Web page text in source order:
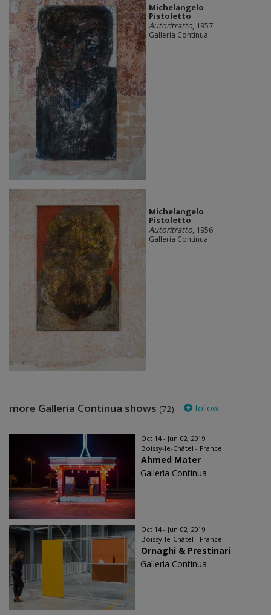
Michelangelo
Pistoletto
Autoritratto, 1957
Galleria Continua
Michelangelo
Pistoletto
Autoritratto, 1956
Galleria Continua
more Galleria Continua shows (72) follow
Oct 14 - Jun 02, 2019
Boissy-le-Châtel - France
Ahmed Mater
Galleria Continua
Oct 14 - Jun 02, 2019
Boissy-le-Châtel - France
Ornaghi & Prestinari
Galleria Continua